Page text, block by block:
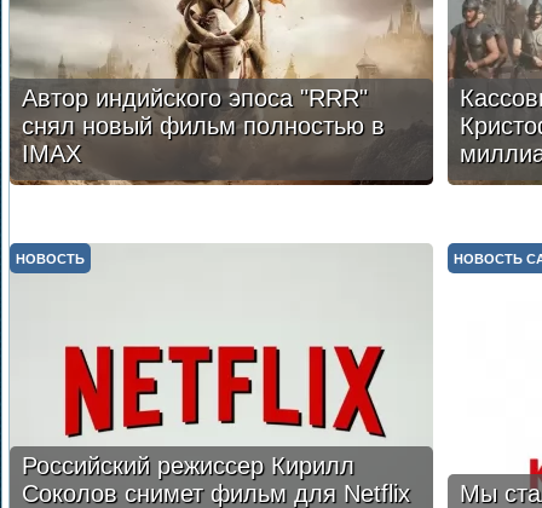
Автор индийского эпоса "RRR"
снял новый фильм полностью в
IMAX
Российский режиссер Кирилл
Соколов снимет фильм для Netflix
НОВОСТЬ
Мы
НОВОСТЬ